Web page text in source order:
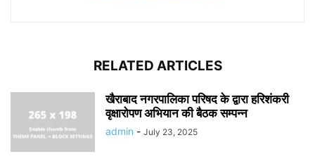
RELATED ARTICLES
खैराबाद नगरपालिका परिषद के द्वारा हरिशंकरी
वृक्षारोपण अभियान की बैठक सम्पन्न
admin - July 23, 2025